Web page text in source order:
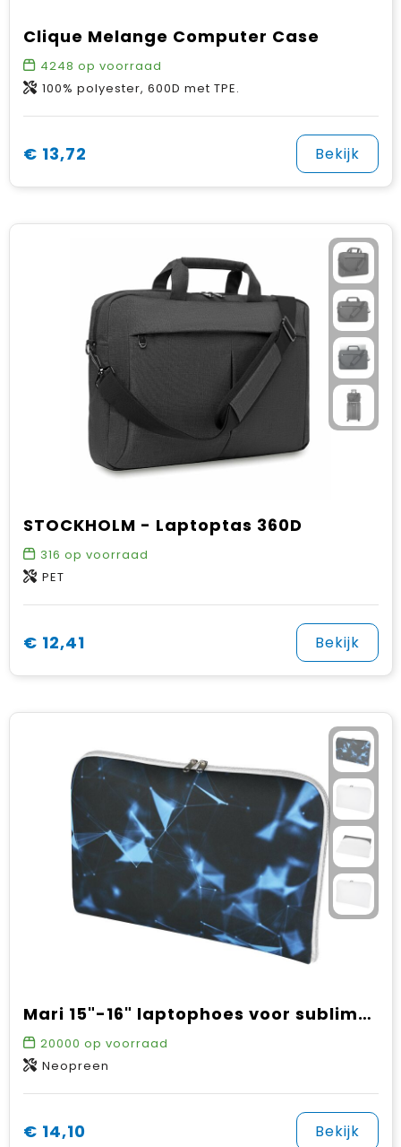
Clique Melange Computer Case
4248 op voorraad
100% polyester, 600D met TPE.
€ 13,72 Bekijk
STOCKHOLM - Laptoptas 360D
316 op voorraad
PET
€ 12,41 Bekijk
Mari 15"-16" laptophoes voor sublimatie
20000 op voorraad
Neopreen
€ 14,10 Bekijk